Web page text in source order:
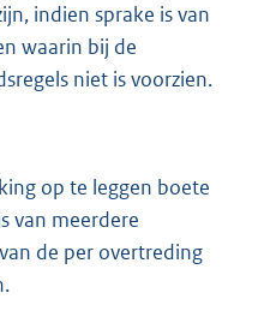
indien sprake is van
waarin bij de
niet is voorzien.
op te leggen boete
van meerdere
de per overtreding